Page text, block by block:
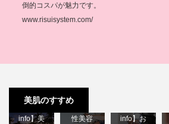
倒的コスパが魅力です。
www.risuisystem.com/
美肌のすすめ
【40代女
info】美
性美容
info】お